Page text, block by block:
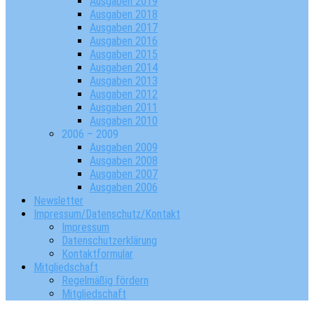
Ausgaben 2018
Ausgaben 2017
Ausgaben 2016
Ausgaben 2015
Ausgaben 2014
Ausgaben 2013
Ausgaben 2012
Ausgaben 2011
Ausgaben 2010
2006 – 2009
Ausgaben 2009
Ausgaben 2008
Ausgaben 2007
Ausgaben 2006
Newsletter
Impressum/Datenschutz/Kontakt
Impressum
Datenschutzerklärung
Kontaktformular
Mitgliedschaft
Regelmäßig fördern
Mitgliedschaft